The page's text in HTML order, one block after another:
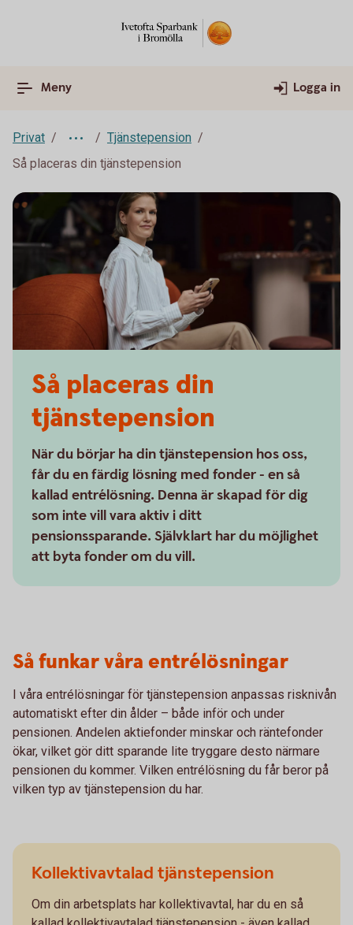
Meny Logga in
Privat
Tjänstepension
Så placeras din tjänstepension
Så placeras din
tjänstepension
När du börjar ha din tjänstepension hos oss,
får du en färdig lösning med fonder - en så
kallad entrélösning. Denna är skapad för dig
som inte vill vara aktiv i ditt
pensionssparande. Självklart har du möjlighet
att byta fonder om du vill.
Så funkar våra entrélösningar
I våra entrélösningar för tjänstepension anpassas risknivån
automatiskt efter din ålder – både inför och under
pensionen. Andelen aktiefonder minskar och räntefonder
ökar, vilket gör ditt sparande lite tryggare desto närmare
pensionen du kommer. Vilken entrélösning du får beror på
vilken typ av tjänstepension du har.
Kollektivavtalad tjänstepension
Om din arbetsplats har kollektivavtal, har du en så